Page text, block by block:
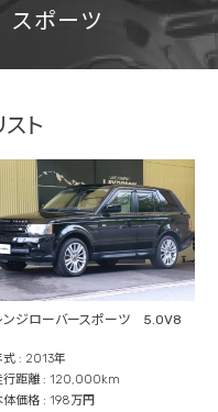
スポーツ
ト
ンジローバースポーツ 5.0V8
式 : 2013年
行距離 : 120,000km
体価格 : 198万円